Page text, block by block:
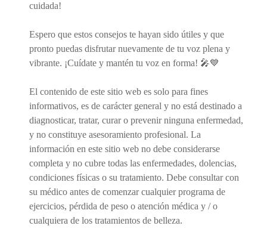
cuidada!
Espero que estos consejos te hayan sido útiles y que
pronto puedas disfrutar nuevamente de tu voz plena y
vibrante. ¡Cuídate y mantén tu voz en forma! 🎤💙
El contenido de este sitio web es solo para fines
informativos, es de carácter general y no está destinado a
diagnosticar, tratar, curar o prevenir ninguna enfermedad,
y no constituye asesoramiento profesional. La
información en este sitio web no debe considerarse
completa y no cubre todas las enfermedades, dolencias,
condiciones físicas o su tratamiento. Debe consultar con
su médico antes de comenzar cualquier programa de
ejercicios, pérdida de peso o atención médica y / o
cualquiera de los tratamientos de belleza.